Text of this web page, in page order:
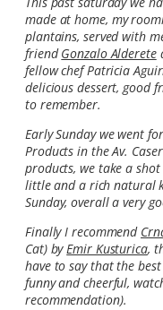
made at home, my
plantains, served with
friendGonzalo Alderete
fellow chef Patricia
delicious dessert, good
to remember.
Early Sunday we went
Products in the Av.
products, we take a
little and a rich natural
Sunday, overall a very
Finally I recommend
Cat) byEmir Kusturica,
have to say that the best
funny and cheerful,
recommendation).